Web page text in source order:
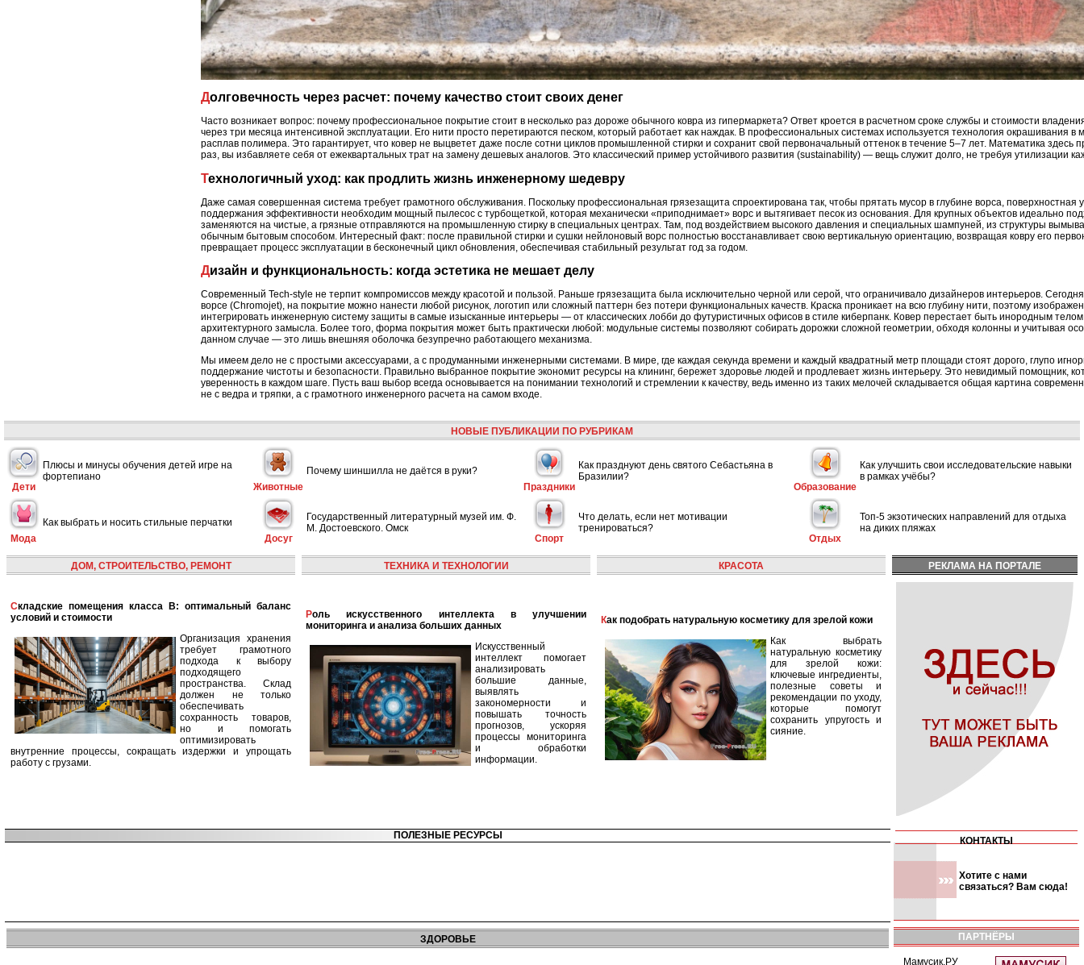
Долговечность через расчет: почему качество стоит своих денег
Часто возникает вопрос: почему профессиональное покрытие стоит в несколько раз дороже обычного ковра из гипермаркета? Ответ кроется в расчетном сроке службы и стоимости
через три месяца интенсивной эксплуатации. Его нити просто перетираются песком, который работает как наждак. В профессиональных системах используется технология окрашивания в
расплав полимера. Это гарантирует, что ковер не выцветет даже после сотни циклов промышленной стирки и сохранит свой первоначальный оттенок в течение 5–7 лет. Математика здесь
раз, вы избавляете себя от ежеквартальных трат на замену дешевых аналогов. Это классический пример устойчивого развития (sustainability) — вещь служит долго, не требуя утилизации
Технологичный уход: как продлить жизнь инженерному шедевру
Даже самая совершенная система требует грамотного обслуживания. Поскольку профессиональная грязезащита спроектирована так, чтобы прятать мусор в глубине ворса,
поддержания эффективности необходим мощный пылесос с турбощеткой, которая механически «приподнимает» ворс и вытягивает песок из основания. Для крупных объектов идеально
заменяются на чистые, а грязные отправляются на промышленную стирку в специальных центрах. Там, под воздействием высокого давления и специальных шампуней, из структуры
обычным бытовым способом. Интересный факт: после правильной стирки и сушки нейлоновый ворс полностью восстанавливает свою вертикальную ориентацию, возвращая ковру его
превращает процесс эксплуатации в бесконечный цикл обновления, обеспечивая стабильный результат год за годом.
Дизайн и функциональность: когда эстетика не мешает делу
Современный Tech-style не терпит компромиссов между красотой и пользой. Раньше грязезащита была исключительно черной или серой, что ограничивало дизайнеров интерьеров.
ворсе (Chromojet), на покрытие можно нанести любой рисунок, логотип или сложный паттерн без потери функциональных качеств. Краска проникает на всю глубину нити, поэтому
интегрировать инженерную систему защиты в самые изысканные интерьеры — от классических лобби до футуристичных офисов в стиле киберпанк. Ковер перестает быть инородным
архитектурного замысла. Более того, форма покрытия может быть практически любой: модульные системы позволяют собирать дорожки сложной геометрии, обходя колонны и учитывая
данном случае — это лишь внешняя оболочка безупречно работающего механизма.
Мы имеем дело не с простыми аксессуарами, а с продуманными инженерными системами. В мире, где каждая секунда времени и каждый квадратный метр площади стоят дорого, глупо
поддержание чистоты и безопасности. Правильно выбранное покрытие экономит ресурсы на клининг, бережет здоровье людей и продлевает жизнь интерьеру. Это невидимый помощник,
уверенность в каждом шаге. Пусть ваш выбор всегда основывается на понимании технологий и стремлении к качеству, ведь именно из таких мелочей складывается общая картина
не с ведра и тряпки, а с грамотного инженерного расчета на самом входе.
НОВЫЕ ПУБЛИКАЦИИ ПО РУБРИКАМ
Дети
Плюсы и минусы обучения детей игре на
фортепиано
Животные
Почему шиншилла не даётся в руки?
Праздники
Как празднуют день святого Себастьяна в
Бразилии?
Образование
Как улучшить свои исследовательские навыки
в рамках учёбы?
Мода
Как выбрать и носить стильные перчатки
Досуг
Государственный литературный музей им. Ф.
М. Достоевского. Омск
Спорт
Что делать, если нет мотивации
тренироваться?
Отдых
Топ-5 экзотических направлений для отдыха
на диких пляжах
ДОМ, СТРОИТЕЛЬСТВО, РЕМОНТ
Складские помещения класса B: оптимальный баланс
условий и стоимости
Организация хранения
требует грамотного
подхода к выбору
подходящего
пространства. Склад
должен не только
обеспечивать
сохранность товаров,
но и помогать
оптимизировать
внутренние процессы, сокращать издержки и упрощать
работу с грузами.
ТЕХНИКА И ТЕХНОЛОГИИ
Роль искусственного интеллекта в улучшении
мониторинга и анализа больших данных
Искусственный
интеллект помогает
анализировать
большие данные,
выявлять
закономерности и
повышать точность
прогнозов, ускоряя
процессы мониторинга
и обработки
информации.
КРАСОТА
Как подобрать натуральную косметику для зрелой кожи
Как выбрать
натуральную косметику
для зрелой кожи:
ключевые ингредиенты,
полезные советы и
рекомендации по уходу,
которые помогут
сохранить упругость и
сияние.
РЕКЛАМА НА ПОРТАЛЕ
ПОЛЕЗНЫЕ РЕСУРСЫ КОНТАКТЫ
Хотите с нами
связаться? Вам сюда!
ЗДОРОВЬЕ ПАРТНЁРЫ
Мамусик.РУ